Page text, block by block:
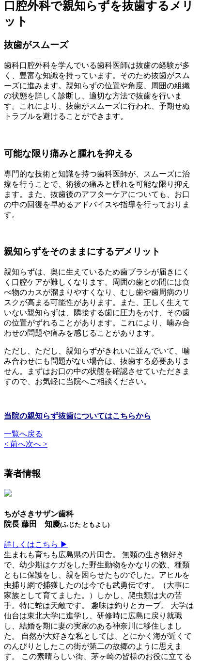
口腔外科で親知らずを抜歯するメリ
ット
抜歯がスムーズ
歯科口腔外科を学んでいる歯科医師は抜歯の経験が多
く、豊富な知識を持っています。そのため抜歯がスム
ーズに進みます。親知らずの位置や角度、周囲の組織
の状態を詳しく診断し、適切な方法で抜歯を行いま
す。これにより、抜歯がスムーズに行われ、予期せぬ
トラブルを避けることができます。
可能な限り痛みと腫れを抑える
専門的な技術と知識を持つ歯科医師が、スムーズに治
療を行うことで、術後の痛みと腫れを可能な限り抑え
ます。また、抜歯後のアフターケアについても、お口
の中の回復を早めるアドバイスや指導を行っておりま
す。
親知らずをそのままにするデメリット
親知らずは、奥に生えているため歯ブラシが届きにく
く口腔ケアが難しくなります。周囲の歯との間には食
べ物のカスが溜まりやすくなり、むし歯や歯周病のリ
スクが高まる可能性があります。また、正しく生えて
いない親知らずは、隣接する歯に圧力をかけ、その歯
の位置がずれることがあります。これにより、噛み合
わせの問題や痛みを感じることがあります。
ただし、ただし、親知らずがきれいに並んでいて、噛
み合わせにも問題がない場合は、抜歯する必要ありま
せん。まずはお口の中の状態を確認させていただきま
すので、お気軽に当院へご相談ください。
当院の親知らず抜歯についてはこちらから
一覧へ戻る
< 前へ次へ >
著者情報
ちがさきサザン歯科
院長 藤田 知慶(ふじた ともよし)
詳しくはこちら ▶
生まれも育ちも広島県の片田舎。 無類の生き物好き
で、幼少期はケガをした野生動物をかなりの数、種類
ともに保護をし、親を困らせたものでした。アヒルを
虫捕り網で捕獲したのは今でも武勇伝です。（大事に
家族として育てました。）しかし、爬虫類は大の苦
手。特に蛇は天敵です。 趣味は釣りとカープ。 大学は
仙台は東北大学に進学し、研修時に広島に戻り就職
し、結婚を期に妻の実家のある神奈川に移住しまし
た。 自然が大好きな私としては、とにかく海が近くて
のんびりとしたこの街が第二の故郷のように思えま
す。 この素晴らしい街、茅ヶ崎の皆様のお役に立てる